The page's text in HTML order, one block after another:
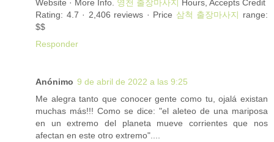
Website · More Info. 영천 출장마사지 Hours, Accepts Credit
Rating: 4.7 · ‎2,406 reviews · ‎Price 삼척 출장마사지 range:
$$
Responder
Anónimo 9 de abril de 2022 a las 9:25
Me alegra tanto que conocer gente como tu, ojalá existan
muchas más!!! Como se dice: "el aleteo de una mariposa
en un extremo del planeta mueve corrientes que nos
afectan en este otro extremo"....